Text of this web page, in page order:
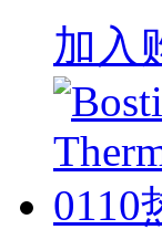
加入